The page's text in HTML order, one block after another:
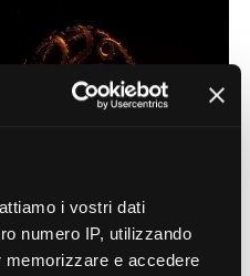
i vostri dati
numero IP, utilizzando
e accedere